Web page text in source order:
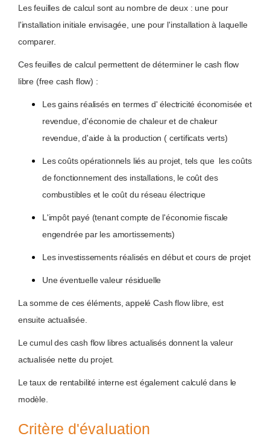
Les feuilles de calcul sont au nombre de deux : une pour
l'installation initiale envisagée, une pour l'installation à laquelle
comparer.
Ces feuilles de calcul permettent de déterminer le cash flow
libre (free cash flow) :
Les gains réalisés en termes d' électricité économisée et
revendue, d'économie de chaleur et de chaleur
revendue, d'aide à la production ( certificats verts)
Les coûts opérationnels liés au projet, tels que les coûts
de fonctionnement des installations, le coût des
combustibles et le coût du réseau électrique
L'impôt payé (tenant compte de l'économie fiscale
engendrée par les amortissements)
Les investissements réalisés en début et cours de projet
Une éventuelle valeur résiduelle
La somme de ces éléments, appelé Cash flow libre, est
ensuite actualisée.
Le cumul des cash flow libres actualisés donnent la valeur
actualisée nette du projet.
Le taux de rentabilité interne est également calculé dans le
modèle.
Critère d'évaluation